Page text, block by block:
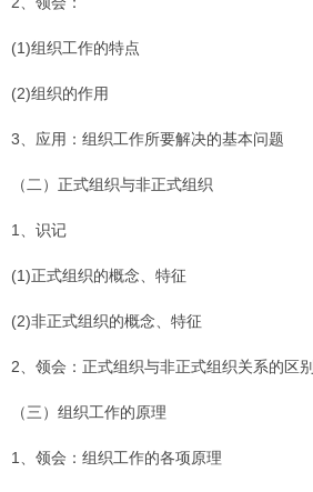
(1)组织工作的特点
(2)组织的作用
3、应用：组织工作所要解决的基本问题
（二）正式组织与非正式组织
1、识记
(1)正式组织的概念、特征
(2)非正式组织的概念、特征
2、领会：正式组织与非正式组织关系的区别
（三）组织工作的原理
1、领会：组织工作的各项原理